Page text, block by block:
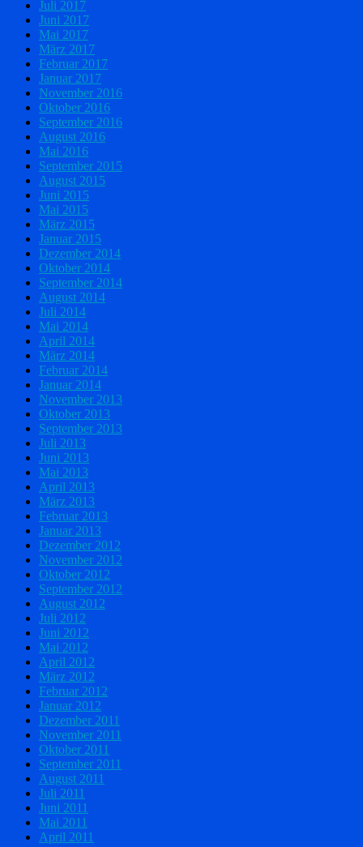
Juli 2017
Juni 2017
Mai 2017
März 2017
Februar 2017
Januar 2017
November 2016
Oktober 2016
September 2016
August 2016
Mai 2016
September 2015
August 2015
Juni 2015
Mai 2015
März 2015
Januar 2015
Dezember 2014
Oktober 2014
September 2014
August 2014
Juli 2014
Mai 2014
April 2014
März 2014
Februar 2014
Januar 2014
November 2013
Oktober 2013
September 2013
Juli 2013
Juni 2013
Mai 2013
April 2013
März 2013
Februar 2013
Januar 2013
Dezember 2012
November 2012
Oktober 2012
September 2012
August 2012
Juli 2012
Juni 2012
Mai 2012
April 2012
März 2012
Februar 2012
Januar 2012
Dezember 2011
November 2011
Oktober 2011
September 2011
August 2011
Juli 2011
Juni 2011
Mai 2011
April 2011